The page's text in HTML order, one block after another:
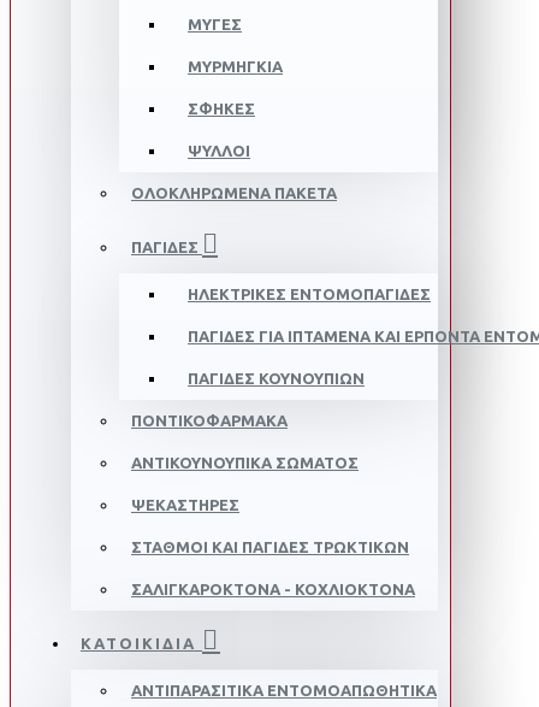
ΜΎΓΕΣ
ΜΥΡΜΉΓΚΙΑ
ΣΦΉΚΕΣ
ΨΎΛΛΟΙ
ΟΛΟΚΛΗΡΩΜΈΝΑ ΠΑΚΈΤΑ
ΠΑΓΊΔΕΣ
ΗΛΕΚΤΡΙΚΈΣ ΕΝΤΟΜΟΠΑΓΊΔΕΣ
ΠΑΓΊΔΕΣ ΓΙΑ ΙΠΤΆΜΕΝΑ ΚΑΙ ΕΡΠΟΝΤΑ
ΠΑΓΊΔΕΣ ΚΟΥΝΟΥΠΙΏΝ
ΠΟΝΤΙΚΟΦΆΡΜΑΚΑ
ΑΝΤΙΚΟΥΝΟΥΠΙΚΆ ΣΏΜΑΤΟΣ
ΨΕΚΑΣΤΉΡΕΣ
ΣΤΑΘΜΟΊ ΚΑΙ ΠΑΓΊΔΕΣ ΤΡΩΚΤΙΚΏΝ
ΣΑΛΙΓΚΑΡΟΚΤΌΝΑ - ΚΟΧΛΙΟΚΤΌΝΑ
ΚΑΤΟΙΚΙΔΙΑ
ΑΝΤΙΠΑΡΑΣΙΤΙΚΆ ΕΝΤΟΜΟΑΠΩΘΗΤΙΚΆ